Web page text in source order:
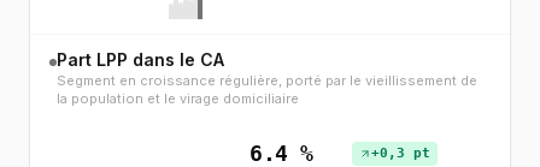
Part LPP dans le CA
Segment en croissance régulière, porté par le vieillissement de
la population et le virage domiciliaire
6.4 % +0,3 pt